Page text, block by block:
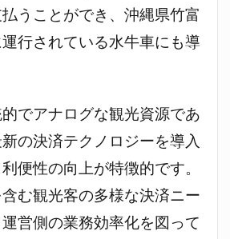
うことができ、沖縄県竹富
行されている水牛車にも導
でアナログな観光資源であ
の決済テクノロジーを導入
便性の向上が特徴的です。
む観光客の多様な決済ニー
営側の業務効率化を図って